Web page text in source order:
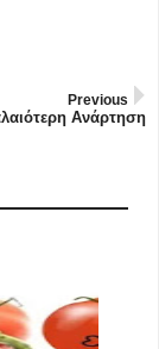
Previous
Ανάρτηση